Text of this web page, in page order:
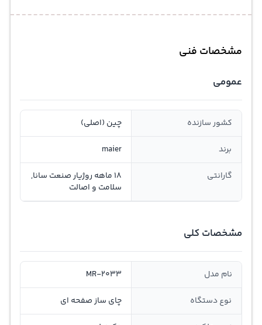
مشخصات فنی
عمومی
کشور سازنده چین (اصلی)
برند maier
گارانتی
18 ماهه روژیار صنعت سانا,
سلامت و اصالت
مشخصات کلی
نام مدل MR-2033
نوع دستگاه چای ساز صفحه ای